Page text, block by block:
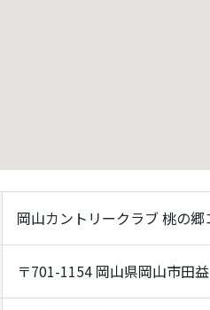
岡山カントリークラブ 桃の郷
〒701-1154 岡山県岡山市田